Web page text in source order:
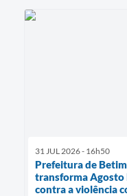
31 JUL 2026 - 16h50
Prefeitura de
transforma Agosto
contra a violência